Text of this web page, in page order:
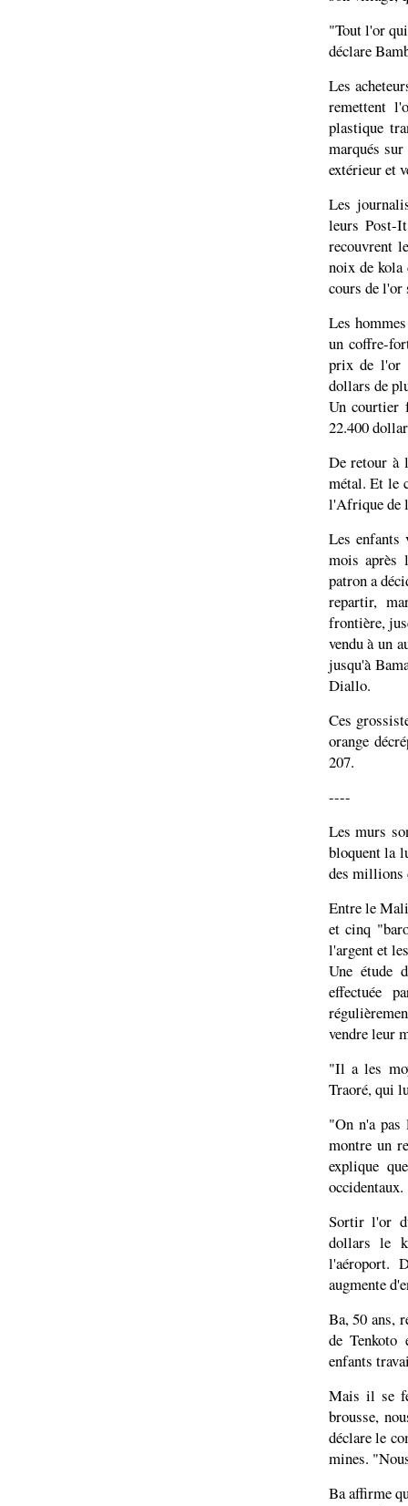
"Tout l'or
déclare
Les
remettent
plastique
marqués
extérieur et
Les
leurs Post-
recouvrent
noix de kola
cours de l'or
Les
un coffre-
prix de l'or
dollars de
Un courtier
22.400
De retour à
métal. Et le
l'Afrique de
Les enfants
mois après
patron a
repartir,
frontière,
vendu à un
jusqu'à
Diallo.
Ces
orange
207.
----
Les murs
bloquent la
des millions
Entre le Mali
et cinq
l'argent et
Une étude
effectuée
vendre leur
"Il a les
Traoré, qui
"On n'a pas
montre un
explique
occidentaux.
Sortir l'or
dollars le
l'aéroport.
augmente
Ba, 50 ans,
de
enfants
Mais il se
brousse,
déclare le
mines.
Ba affirme